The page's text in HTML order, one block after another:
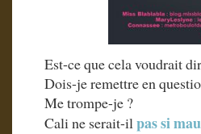
Est-ce que cela voudrait
Dois-je remettre en
Me trompe-je ?
Cali ne serait-il pas si